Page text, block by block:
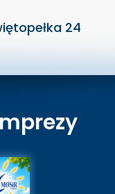
24